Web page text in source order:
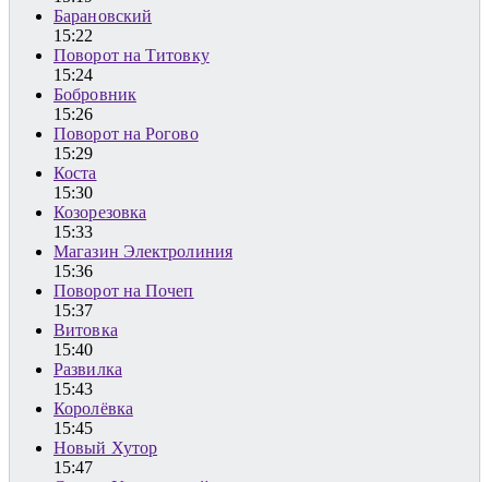
Барановский
15:22
Поворот на Титовку
15:24
Бобровник
15:26
Поворот на Рогово
15:29
Коста
15:30
Козорезовка
15:33
Магазин Электролиния
15:36
Поворот на Почеп
15:37
Витовка
15:40
Развилка
15:43
Королёвка
15:45
Новый Хутор
15:47